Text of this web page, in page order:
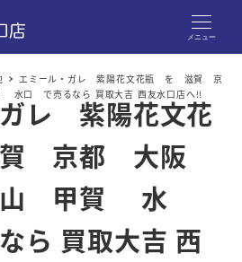
メニュー
エミール・ガレ 紫陽花文花瓶 を 滋賀 京
で売るなら 買取大吉 西友水口店へ!!
レ 紫陽花文花
京都 大阪
山 甲賀 水
ら 買取大吉 西